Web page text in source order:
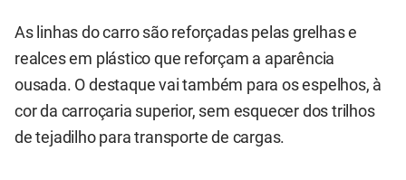
As linhas do carro são reforçadas pelas grelhas e
realces em plástico que reforçam a aparência
ousada. O destaque vai também para os espelhos, à
cor da carroçaria superior, sem esquecer dos trilhos
de tejadilho para transporte de cargas.